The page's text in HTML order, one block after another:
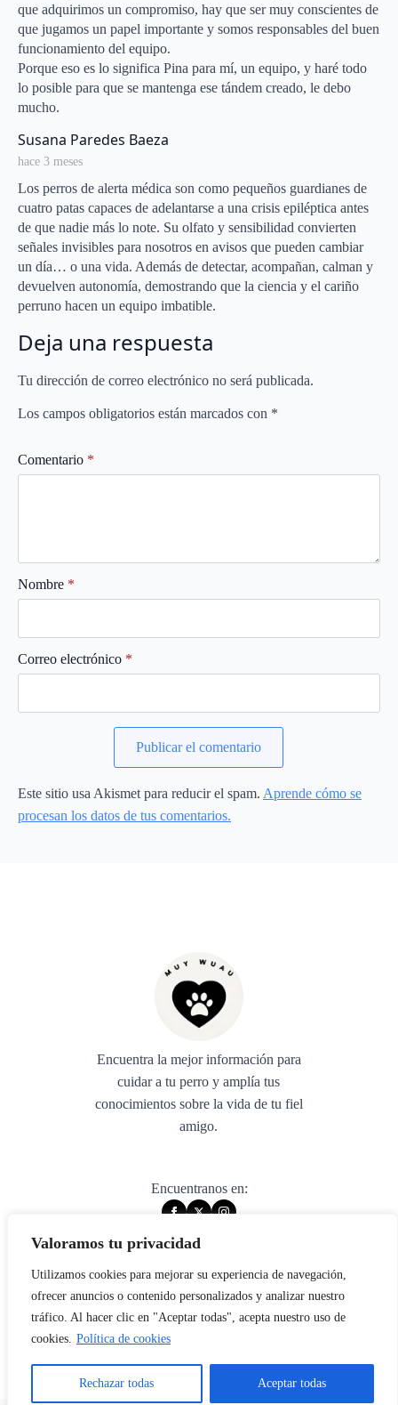
Valoramos tu privacidad
Utilizamos cookies para mejorar su experiencia de navegación,
ofrecer anuncios o contenido personalizados y analizar nuestro
tráfico. Al hacer clic en "Aceptar todas", acepta nuestro uso de
cookies. Política de cookies
Rechazar todas Aceptar todas
que adquirimos un compromiso, hay que ser muy conscientes de
que jugamos un papel importante y somos responsables del buen
funcionamiento del equipo.
Porque eso es lo significa Pina para mí, un equipo, y haré todo
lo posible para que se mantenga ese tándem creado, le debo
mucho.
Susana Paredes Baeza
hace 3 meses
Los perros de alerta médica son como pequeños guardianes de
cuatro patas capaces de adelantarse a una crisis epiléptica antes
de que nadie más lo note. Su olfato y sensibilidad convierten
señales invisibles para nosotros en avisos que pueden cambiar
un día… o una vida. Además de detectar, acompañan, calman y
devuelven autonomía, demostrando que la ciencia y el cariño
perruno hacen un equipo imbatible.
Deja una respuesta
Tu dirección de correo electrónico no será publicada.
Los campos obligatorios están marcados con *
Comentario *
Nombre *
Correo electrónico *
Este sitio usa Akismet para reducir el spam. Aprende cómo se
procesan los datos de tus comentarios.
Encuentra la mejor información para
cuidar a tu perro y amplía tus
conocimientos sobre la vida de tu fiel
amigo.
Encuentranos en:
© 2025 muywuau. All rights reserved.
Aviso legal
Política de privacidad
Política de cookies